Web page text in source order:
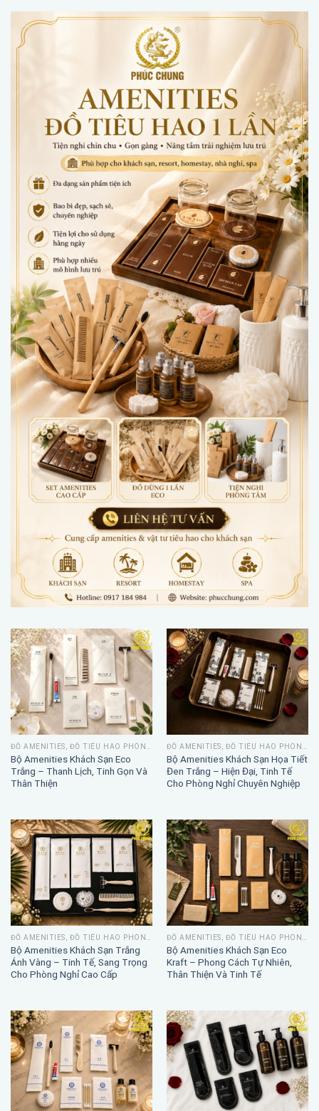
Bộ Amenities Khách Sạn Eco
Trắng – Thanh Lịch, Tinh Gọn Và
Thân Thiện
Bộ Amenities Khách Sạn Họa Tiết
Đen Trắng – Hiện Đại, Tinh Tế
Cho Phòng Nghỉ Chuyên Nghiệp
Bộ Amenities Khách Sạn Trắng
Ánh Vàng – Tinh Tế, Sang Trọng
Cho Phòng Nghỉ Cao Cấp
Bộ Amenities Khách Sạn Eco
Kraft – Phong Cách Tự Nhiên,
Thân Thiện Và Tinh Tế